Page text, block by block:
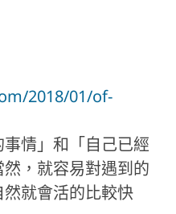
2018/01/of-
情」和「自己已經
，就容易對遇到的
就會活的比較快